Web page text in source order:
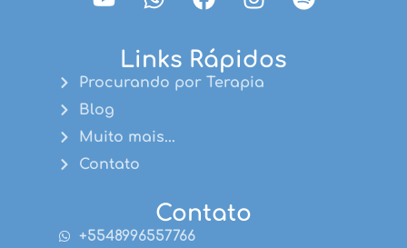
Links Rápidos
Procurando por Terapia
Blog
Muito mais...
Contato
Contato
+5548996557766